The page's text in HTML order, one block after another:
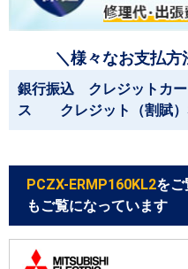
＼様々なお支払方
銀行振込 クレジットカ
ス クレジット（割賦）
PCZX-ERMP160KL2を
もご覧になっています